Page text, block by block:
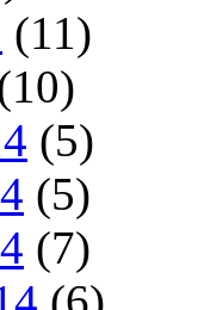
(11)
(5)
(5)
(7)